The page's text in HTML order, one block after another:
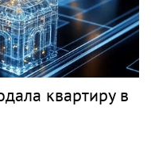
квартиру в